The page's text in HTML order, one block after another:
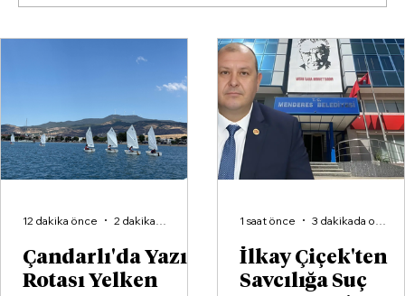
Çandarlı'da Yazın
Rotası Yelken
12 dakika önce
İlkay Çiçek'ten
Savcılığa Suç
1 saat önce
İlkay Çiçek'ten Savcılığa Suç
Duyurusu: 'Yapay Zekâyla Üretilmiş